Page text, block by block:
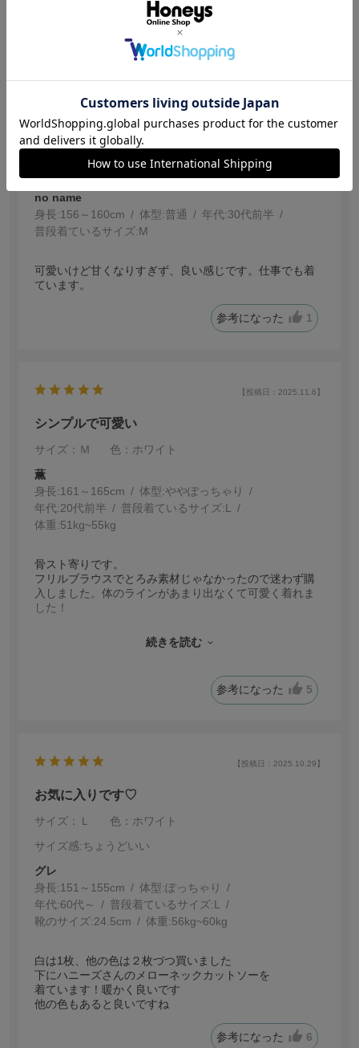
かわいい
サイズ：Ｍ
色：ホワイト
:ちょうどいい
no name
身長:156～160cm 体型:普通 年代:30代前半
普段着ているサイズ:M
可愛いけど甘くなりすぎず、良い感じです。仕事でも着
ています。
参考になった 1
【投稿日：2025.11.6】
シンプルで可愛い
サイズ：Ｍ
色：ホワイト
薫
身長:161～165cm 体型:ぽっちゃり
年代:20代前半 普段着ているサイズ:L
体重:51kg~55kg
骨スト寄りです。
フリルブラウスでとろみ素材じゃなかったので迷わず購
入しました。体のラインがあまり出なくて可愛く着れま
した！
普段はトップスLサイズですが、今回はMサイズがジャス
続きを読む
参考になった 5
【投稿日：2025.10.29】
お気に入りです♡
サイズ：Ｌ
色：ホワイト
サイズ感:ちょうどいい
グレ
身長:151～155cm 体型:ぽっちゃり
年代:60代～ 普段着ているサイズ:L
靴のサイズ:24.5cm 体重:56kg~60kg
白は1枚、他の色は２枚づつ買いました
下にハニーズさんのメローネックカットソーを
着ています！暖かく良いです
他の色もあると良いですね
参考になった 6